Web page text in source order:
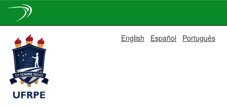
navigation
English Español Português